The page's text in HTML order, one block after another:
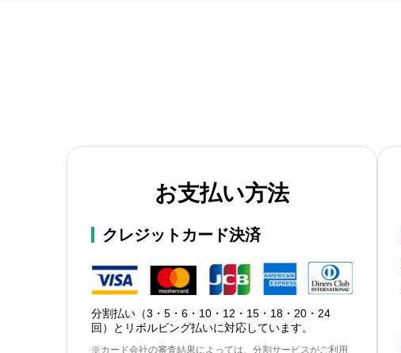
お支払い方法
クレジットカード決済
分割払い（3・5・6・10・12・15・18・20・24
回）とリボルビング払いに対応しています。
※カード会社の審査結果によっては、分割サービスがご利用